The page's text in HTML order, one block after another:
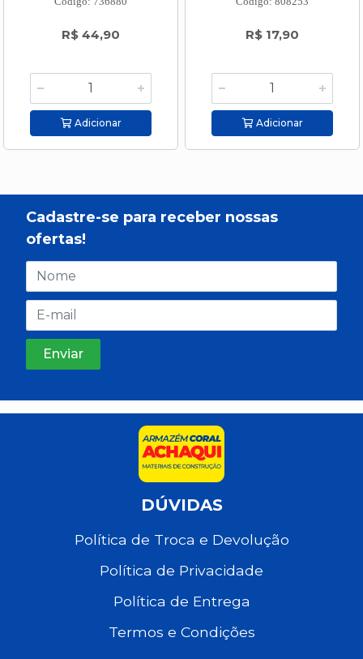
R$ 44,90
Adicionar
R$ 17,90
Adicionar
Cadastre-se para receber nossas
ofertas!
DÚVIDAS
Política de Troca e Devolução
Política de Privacidade
Política de Entrega
Termos e Condições